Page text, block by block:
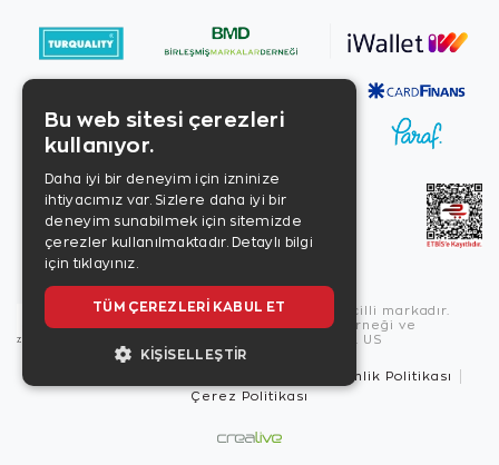
Copyright © 2026, Zen Diamond tescilli markadır.
Zen Diamond Birleşmiş Markalar Derneği ve
Turquality Destek Programı üyesidir. US
Güvenlik Politikası
Çerez Politikası
Bu web sitesi çerezleri
kullanıyor.
Daha iyi bir deneyim için izninize
ihtiyacımız var. Sizlere daha iyi bir
deneyim sunabilmek için sitemizde
çerezler kullanılmaktadır. Detaylı bilgi
için tıklayınız.
TÜM ÇEREZLERI KABUL ET
KIŞISELLEŞTIR